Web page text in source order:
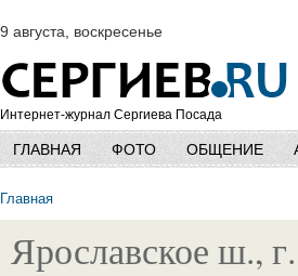
9 августа, воскресенье
Интернет-журнал Сергиева Посада
ГЛАВНАЯ ФОТО ОБЩЕНИЕ
Главная
Ярославское ш.,